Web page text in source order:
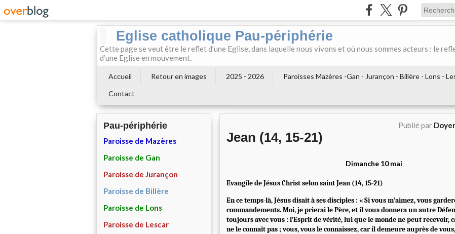
Eglise catholique Pau-périphérie
Cette page se veut être le reflet d’une Eglise, dans laquelle nous vivons et où nous sommes acteurs : le
d’une Eglise en mouvement.
Accueil Retour en images 2025 - 2026 Paroisses Mazères -Gan - Jurançon - Billère - Lons -
Contact
Pau-périphérie
Paroisse de Mazères
Paroisse de Gan
Paroisse de Jurançon
Paroisse de Billère
Paroisse de Lons
Paroisse de Lescar
Publié par
Jean (14, 15-21)
Dimanche 10 mai
Evangile de Jésus Christ selon saint Jean (14, 15-21)
En ce temps-là, Jésus disait à ses disciples : « Si vous m’aimez, vous
commandements. Moi, je prierai le Père, et il vous donnera un autre
toujours avec vous : l’Esprit de vérité, lui que le monde ne peut recevoir,
ne le connaît pas ; vous, vous le connaissez, car il demeure auprès de